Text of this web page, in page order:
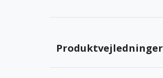
Produktvejledninger